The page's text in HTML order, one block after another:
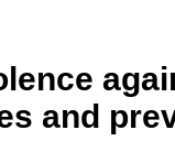
and